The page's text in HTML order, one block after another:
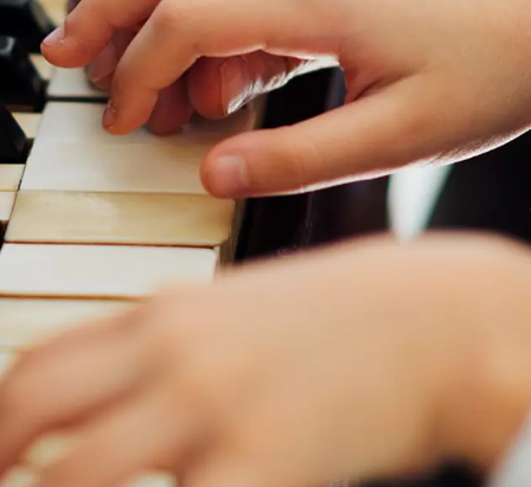
Nieuws & Agenda
Contact